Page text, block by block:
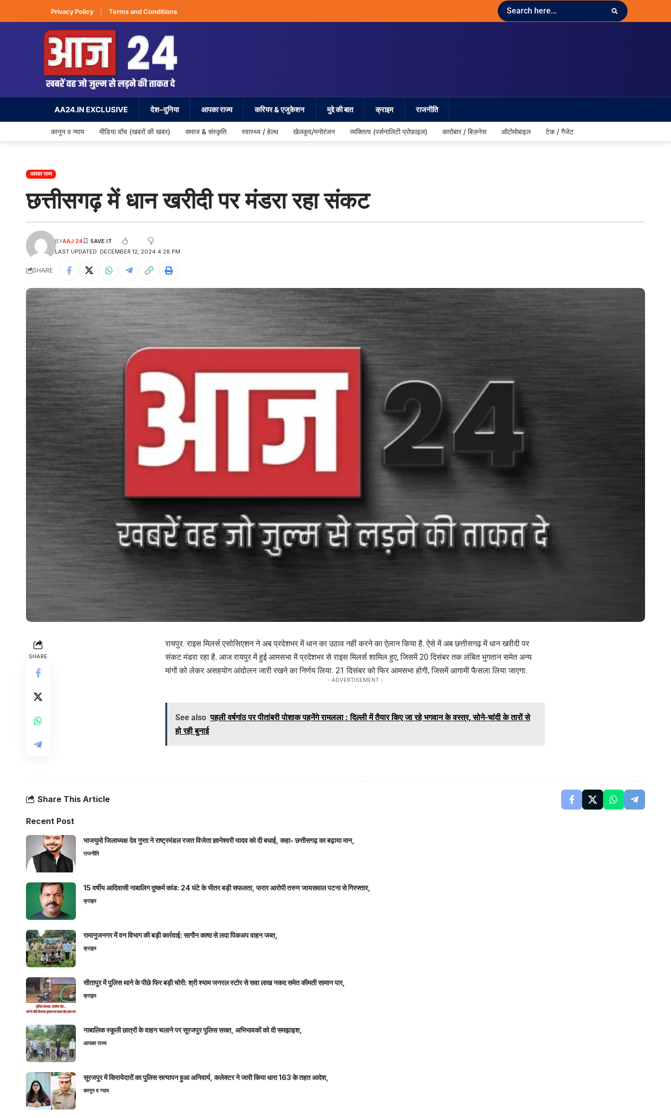
Privacy Policy Terms and Conditions
AA24.IN EXCLUSIVE देश–दुनिया आपका राज्य करियर & एजुकेशन मुद्दे की बात क्राइम राजनीति
कानून व न्याय मीडिया वॉच (खबरों की खबर) समाज & संस्कृति स्वास्थ्य / हेल्थ खेलकूद/मनोरंजन व्यक्तित्व (पर्सनालिटी प्रोफ़ाइल) कारोबार / बिज़नेस ऑटोमोबाइल टेक / गैजेट
आपका राज्य
छत्तीसगढ़ में धान खरीदी पर मंडरा रहा संकट
LAST UPDATED: DECEMBER 12, 2024 4:28 PM
BYAAJ 24
SHARE
SHARE
रायपुर. राइस मिलर्स एसोसिएशन ने अब प्रदेशभर में धान का उठाव नहीं करने का ऐलान किया है. ऐसे में अब छत्तीसगढ़ में धान खरीदी पर
संकट मंडरा रहा है. आज रायपुर में हुई आमसभा में प्रदेशभर से राइस मिलर्स शामिल हुए, जिसमें 20 दिसंबर तक लंबित भुगतान समेत अन्य
मांगों को लेकर असहयोग आंदोलन जारी रखने का निर्णय लिया. 21 दिसंबर को फिर आमसभा होगी, जिसमें आगामी फैसला लिया जाएगा.
- ADVERTISEMENT -
See also पहली वर्षगांठ पर पीतांबरी पोशाक पहनेंगे रामलला : दिल्ली में तैयार किए जा रहे भगवान के वस्त्र, सोने-चांदी के तारों से
हो रही बुनाई
Share This Article
Recent Post
भाजयुमो जिलाध्यक्ष देव गुप्ता ने राष्ट्रमंडल रजत विजेता ज्ञानेश्वरी यादव को दी बधाई, कहा- छत्तीसगढ़ का बढ़ाया मान,
राजनीति
15 वर्षीय आदिवासी नाबालिग दुष्कर्म कांड: 24 घंटे के भीतर बड़ी सफलता, फरार आरोपी तरुण जायसवाल पटना से गिरफ्तार,
क्राइम
रामानुजनगर में वन विभाग की बड़ी कार्रवाई: सागौन काष्ठ से लदा पिकअप वाहन जब्त,
क्राइम
सीतापुर में पुलिस थाने के पीछे फिर बड़ी चोरी: श्री श्याम जनरल स्टोर से सवा लाख नकद समेत कीमती सामान पार,
क्राइम
नाबालिक स्कूली छात्रों के वाहन चलाने पर सूरजपुर पुलिस सख्त, अभिभावकों को दी समझाइश,
आपका राज्य
सूरजपुर में किरायेदारों का पुलिस सत्यापन हुआ अनिवार्य, कलेक्टर ने जारी किया धारा 163 के तहत आदेश,
कानून व न्याय